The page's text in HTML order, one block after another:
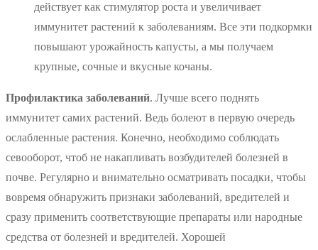
действует как стимулятор роста и увеличивает
иммунитет растений к заболеваниям. Все эти подкормки
повышают урожайность капусты, а мы получаем
крупные, сочные и вкусные кочаны.
Профилактика заболеваний. Лучше всего поднять
иммунитет самих растений. Ведь болеют в первую очередь
ослабленные растения. Конечно, необходимо соблюдать
севооборот, чтоб не накапливать возбудителей болезней в
почве. Регулярно и внимательно осматривать посадки, чтобы
вовремя обнаружить признаки заболеваний, вредителей и
сразу применить соответствующие препараты или народные
средства от болезней и вредителей. Хорошей